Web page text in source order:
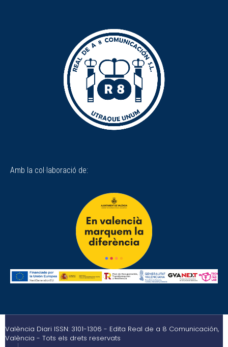
Amb la col·laboració de:
València Diari ISSN: 3101-1306 - Edita Real de a 8 Comunicación,
València - Tots els drets reservats